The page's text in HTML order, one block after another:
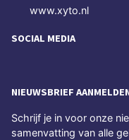
www.xyto.nl
SOCIAL MEDIA
NIEUWSBRIEF
Schrijf je in voor onze
samenvatting van alle